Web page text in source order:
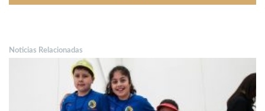
Noticias Relacionadas